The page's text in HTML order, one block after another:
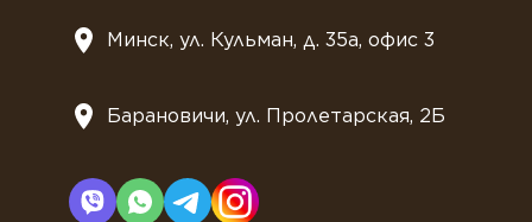
Минск, ул. Кульман, д. 35а, офис 3
Барановичи, ул. Пролетарская, 2Б